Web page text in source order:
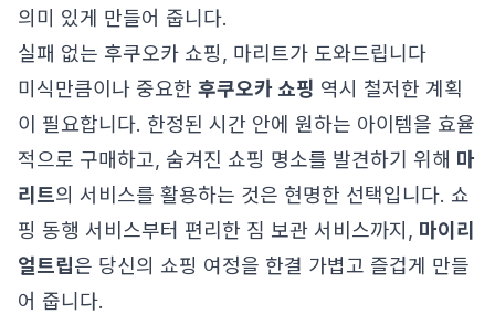
의미 있게 만들어 줍니다.
실패 없는 후쿠오카 쇼핑, 마리트가 도와드립니다
미식만큼이나 중요한 후쿠오카 쇼핑 역시 철저한 계획
이 필요합니다. 한정된 시간 안에 원하는 아이템을 효율
적으로 구매하고, 숨겨진 쇼핑 명소를 발견하기 위해 마
리트의 서비스를 활용하는 것은 현명한 선택입니다. 쇼
핑 동행 서비스부터 편리한 짐 보관 서비스까지, 마이리
얼트립은 당신의 쇼핑 여정을 한결 가볍고 즐겁게 만들
어 줍니다.